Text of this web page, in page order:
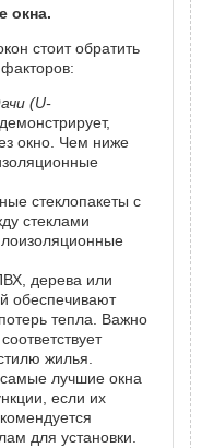
окна.
стоит обратить
(U-
окно. Чем ниже
стеклопакеты с
стеклами
дерева или
обеспечивают
тепла. Важно
жилья.
лучшие окна
если их
для установки.